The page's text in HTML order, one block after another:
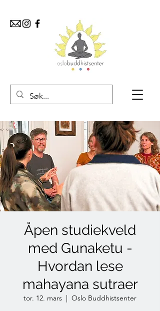
Åpen studiekveld
med Gunaketu -
Hvordan lese
mahayana sutraer
tor. 12. mars
  |
Oslo Buddhistsenter